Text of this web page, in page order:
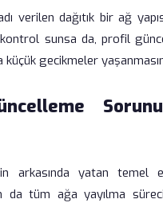
verilen dağıtık bir ağ
sunsa da, profil
gecikmeler
arkasında yatan temel
da tüm ağa yayılma